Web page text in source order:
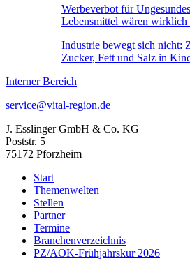
Werbeverbot für
Lebensmittel wären wirklich
Industrie bewegt sich nicht:
Zucker, Fett und Salz in
Interner Bereich
service@vital-region.de
J. Esslinger GmbH & Co. KG
Poststr. 5
75172 Pforzheim
Start
Themenwelten
Stellen
Partner
Termine
Branchenverzeichnis
PZ/AOK-Frühjahrskur 2026